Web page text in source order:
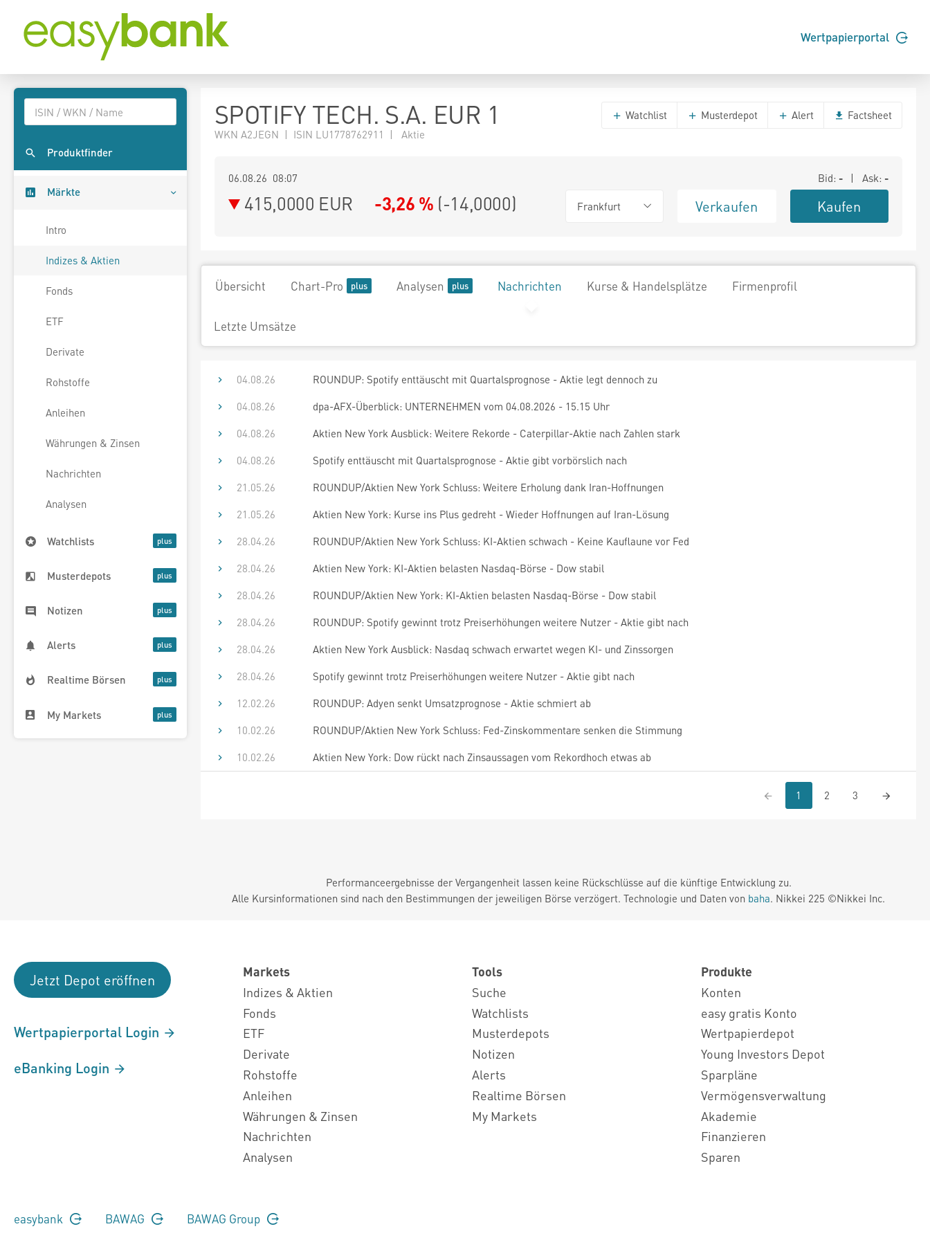
Wertpapierportal
Produktfinder
Märkte
Intro
Indizes & Aktien
Fonds
ETF
Derivate
Rohstoffe
Anleihen
Währungen & Zinsen
Nachrichten
Analysen
Watchlists
Musterdepots
Notizen
Alerts
Realtime Börsen
My Markets
SPOTIFY TECH. S.A. EUR 1
WKN A2JEGN | ISIN LU1778762911 | Aktie
Watchlist Musterdepot Alert Factsheet
06.08.26 08:07 Bid: - | Ask: -
415,0000 EUR -3,26 % (-14,0000) Frankfurt Verkaufen Kaufen
Übersicht Chart-Pro Analysen Nachrichten Kurse & Handelsplätze Firmenprofil
Letzte Umsätze
04.08.26
ROUNDUP: Spotify enttäuscht mit Quartalsprognose - Aktie legt dennoch zu
04.08.26
dpa-AFX-Überblick: UNTERNEHMEN vom 04.08.2026 - 15.15 Uhr
04.08.26
Aktien New York Ausblick: Weitere Rekorde - Caterpillar-Aktie nach Zahlen stark
04.08.26
Spotify enttäuscht mit Quartalsprognose - Aktie gibt vorbörslich nach
21.05.26
ROUNDUP/Aktien New York Schluss: Weitere Erholung dank Iran-Hoffnungen
21.05.26
Aktien New York: Kurse ins Plus gedreht - Wieder Hoffnungen auf Iran-Lösung
28.04.26
ROUNDUP/Aktien New York Schluss: KI-Aktien schwach - Keine Kauflaune vor Fed
28.04.26
Aktien New York: KI-Aktien belasten Nasdaq-Börse - Dow stabil
28.04.26
ROUNDUP/Aktien New York: KI-Aktien belasten Nasdaq-Börse - Dow stabil
28.04.26
ROUNDUP: Spotify gewinnt trotz Preiserhöhungen weitere Nutzer - Aktie gibt nach
28.04.26
Aktien New York Ausblick: Nasdaq schwach erwartet wegen KI- und Zinssorgen
28.04.26
Spotify gewinnt trotz Preiserhöhungen weitere Nutzer - Aktie gibt nach
12.02.26
ROUNDUP: Adyen senkt Umsatzprognose - Aktie schmiert ab
10.02.26
ROUNDUP/Aktien New York Schluss: Fed-Zinskommentare senken die Stimmung
10.02.26
Aktien New York: Dow rückt nach Zinsaussagen vom Rekordhoch etwas ab
1 2 3
Performanceergebnisse der Vergangenheit lassen keine Rückschlüsse auf die künftige Entwicklung zu.
Alle Kursinformationen sind nach den Bestimmungen der jeweiligen Börse verzögert. Technologie und Daten von baha. Nikkei 225 ©Nikkei Inc.
Jetzt Depot eröffnen
Wertpapierportal Login
eBanking Login
Markets
Indizes & Aktien
Fonds
ETF
Derivate
Rohstoffe
Anleihen
Währungen & Zinsen
Nachrichten
Analysen
Tools
Suche
Watchlists
Musterdepots
Notizen
Alerts
Realtime Börsen
My Markets
Produkte
Konten
easy gratis Konto
Wertpapierdepot
Young Investors Depot
Sparpläne
Vermögensverwaltung
Akademie
Finanzieren
Sparen
easybank BAWAG BAWAG Group